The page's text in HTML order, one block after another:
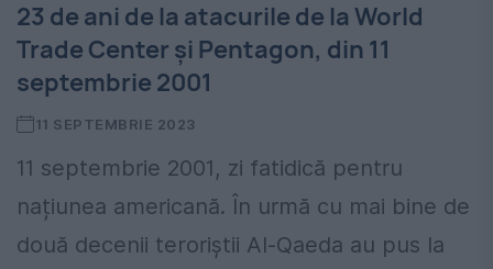
23 de ani de la atacurile de la World
Trade Center și Pentagon, din 11
septembrie 2001
11 SEPTEMBRIE 2023
11 septembrie 2001, zi fatidică pentru
națiunea americană. În urmă cu mai bine de
două decenii teroriștii Al-Qaeda au pus la